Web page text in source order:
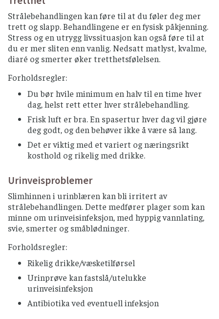
Strålebehandlingen kan føre til at du føler deg mer
trett og slapp. Behandlingene er en fysisk påkjenning.
Stress og en utrygg livssituasjon kan også føre til at
du er mer sliten enn vanlig. Nedsatt matlyst, kvalme,
diaré og smerter øker tretthetsfølelsen.
Forholdsregler:
Du bør hvile minimum en halv til en time hver
dag, helst rett etter hver strålebehandling.
Frisk luft er bra. En spasertur hver dag vil gjøre
deg godt, og den behøver ikke å være så lang.
Det er viktig med et variert og næringsrikt
kosthold og rikelig med drikke.
Urinveisproblemer
Slimhinnen i urinblæren kan bli irritert av
strålebehandlingen. Dette medfører plager som kan
minne om urinveisinfeksjon, med hyppig vannlating,
svie, smerter og småblødninger.
Forholdsregler:
Rikelig drikke/væsketilførsel
Urinprøve kan fastslå/utelukke
urinveisinfeksjon
Antibiotika ved eventuell infeksjon